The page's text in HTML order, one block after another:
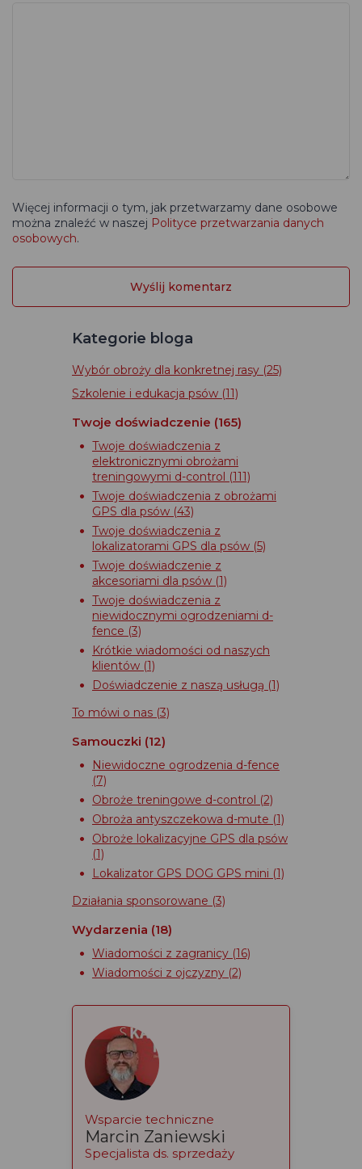
Więcej informacji o tym, jak przetwarzamy dane osobowe
można znaleźć w naszej Polityce przetwarzania danych
osobowych.
Kategorie bloga
Wybór obroży dla konkretnej rasy (25)
Szkolenie i edukacja psów (11)
Twoje doświadczenie (165)
Twoje doświadczenia z
elektronicznymi obrożami
treningowymi d-control (111)
Twoje doświadczenia z obrożami
GPS dla psów (43)
Twoje doświadczenia z
lokalizatorami GPS dla psów (5)
Twoje doświadczenie z
akcesoriami dla psów (1)
Twoje doświadczenia z
niewidocznymi ogrodzeniami d-
fence (3)
Krótkie wiadomości od naszych
klientów (1)
Doświadczenie z naszą usługą (1)
To mówi o nas (3)
Samouczki (12)
Niewidoczne ogrodzenia d-fence
(7)
Obroże treningowe d-control (2)
Obroża antyszczekowa d-mute (1)
Obroże lokalizacyjne GPS dla psów
(1)
Lokalizator GPS DOG GPS mini (1)
Działania sponsorowane (3)
Wydarzenia (18)
Wiadomości z zagranicy (16)
Wiadomości z ojczyzny (2)
Wsparcie techniczne
Marcin Zaniewski
Specjalista ds. sprzedaży